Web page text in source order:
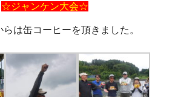
☆ジャンケン大会☆
らは缶コーヒーを頂きました。